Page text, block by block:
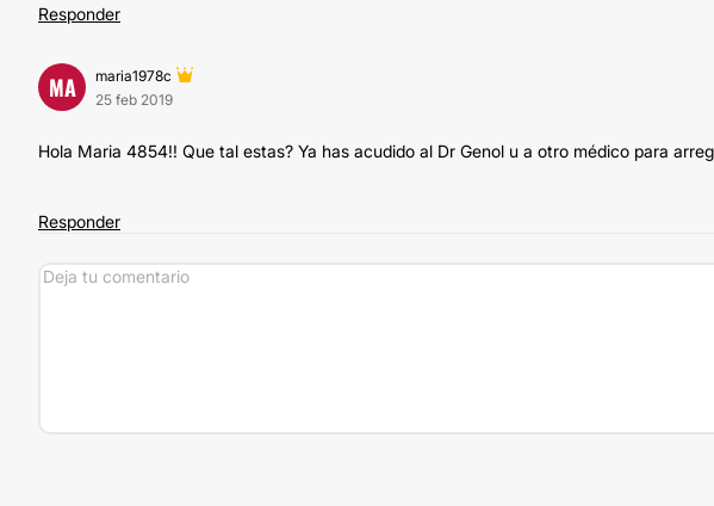
Responder
MA
maria1978c
25 feb 2019
Hola Maria 4854!! Que tal estas? Ya has acudido al Dr Genol u a otro médico para
Responder